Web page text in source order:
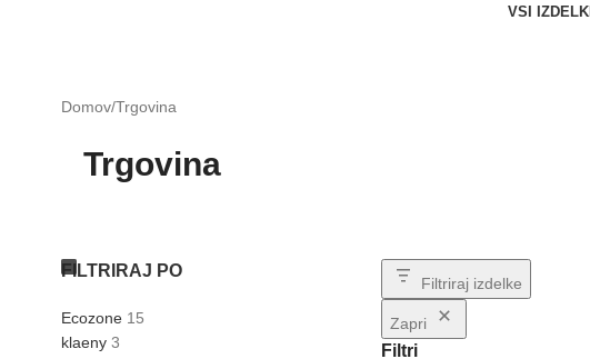
VSI IZDELKI
Domov Trgovina
Trgovina
FILTRIRAJ PO
Ecozone 15
klaeny 3
Filtriraj izdelke
Zapri
Filtri